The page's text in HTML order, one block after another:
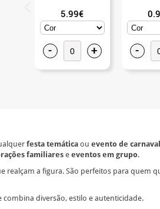
5.99€
- + -
festa temática ou evento de carnaval
familiarese eventos em grupo.
a figura. São perfeitos para quem
combina diversão, estilo e autenticidade.